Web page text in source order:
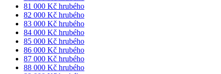
81 000 Kč hrubého
82 000 Kč hrubého
83 000 Kč hrubého
84 000 Kč hrubého
85 000 Kč hrubého
86 000 Kč hrubého
87 000 Kč hrubého
88 000 Kč hrubého